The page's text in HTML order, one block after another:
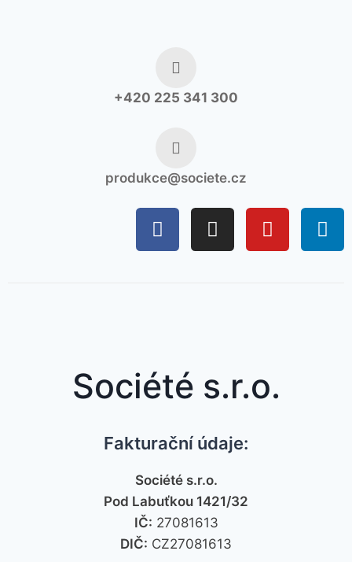
+420 225 341 300
produkce@societe.cz
Société s.r.o.
Fakturační údaje:
Société s.r.o.
Pod Labuťkou 1421/32
IČ: 27081613
DIČ: CZ27081613